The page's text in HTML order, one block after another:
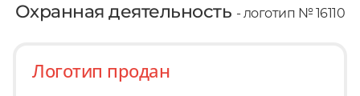
Охранная деятельность - логотип № 16110
Логотип продан